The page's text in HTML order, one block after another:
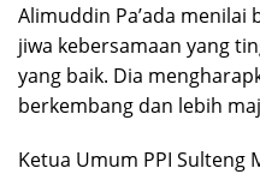
Alimuddin Pa’ada menilai
jiwa kebersamaan yang
yang baik. Dia
berkembang dan lebih
Ketua Umum PPI Sulteng